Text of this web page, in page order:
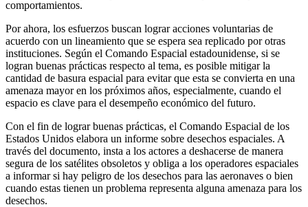
comportamientos.
Por ahora, los esfuerzos buscan lograr acciones voluntarias de
acuerdo con un lineamiento que se espera sea replicado por otras
instituciones. Según el Comando Espacial estadounidense, si se
logran buenas prácticas respecto al tema, es posible mitigar la
cantidad de basura espacial para evitar que esta se convierta en una
amenaza mayor en los próximos años, especialmente, cuando el
espacio es clave para el desempeño económico del futuro.
Con el fin de lograr buenas prácticas, el Comando Espacial de los
Estados Unidos elabora un informe sobre desechos espaciales. A
través del documento, insta a los actores a deshacerse de manera
segura de los satélites obsoletos y obliga a los operadores espaciales
a informar si hay peligro de los desechos para las aeronaves o bien
cuando estas tienen un problema representa alguna amenaza para los
desechos.